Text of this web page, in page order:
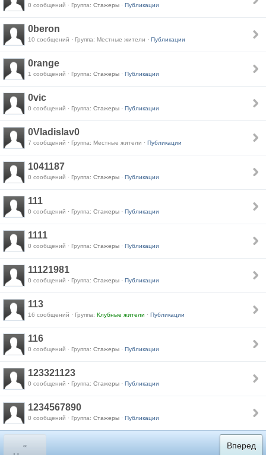
0 сообщений · Группа: Стажеры · Публикации
0beron
10 сообщений · Группа: Местные жители · Публикации
0range
1 сообщений · Группа: Стажеры · Публикации
0vic
0 сообщений · Группа: Стажеры · Публикации
0Vladislav0
7 сообщений · Группа: Местные жители · Публикации
1041187
0 сообщений · Группа: Стажеры · Публикации
111
0 сообщений · Группа: Стажеры · Публикации
1111
0 сообщений · Группа: Стажеры · Публикации
11121981
0 сообщений · Группа: Стажеры · Публикации
113
16 сообщений · Группа: Клубные жители · Публикации
116
0 сообщений · Группа: Стажеры · Публикации
123321123
0 сообщений · Группа: Стажеры · Публикации
1234567890
0 сообщений · Группа: Стажеры · Публикации
«
Вперед